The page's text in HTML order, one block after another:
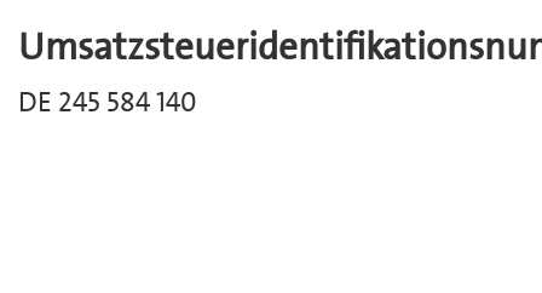
DE 245 584 140